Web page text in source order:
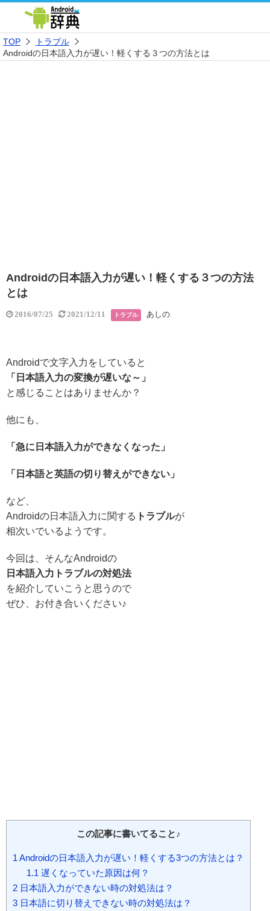
TOP
トラブル
Androidの日本語入力が遅い！軽くする３つの方法とは
Androidの日本語入力が遅い！軽くする３つの方法
とは
2016/07/25 2021/12/11 トラブル あしの
Androidで文字入力をしていると
「日本語入力の変換が遅いな～」
と感じることはありませんか？
他にも、
「急に日本語入力ができなくなった」
「日本語と英語の切り替えができない」
など、
Androidの日本語入力に関する トラブルが
相次いでいるようです。
今回は、そんなAndroidの
日本語入力トラブルの対処法
を紹介していこうと思うので
ぜひ、お付き合いください♪
この記事に書いてること♪
1 Androidの日本語入力が遅い！軽くする3つの方法とは？
1.1 遅くなっていた原因は何？
2 日本語入力ができない時の対処法は？
3 日本語に切り替えできない時の対処法は？